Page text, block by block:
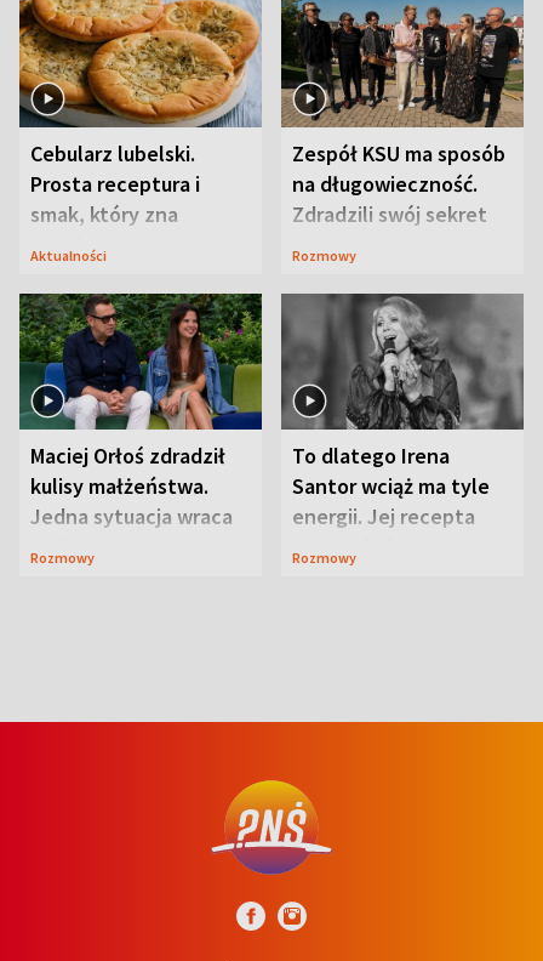
Cebularz lubelski.
Prosta receptura i
smak, który zna
Lubelszczyzna
Aktualności
Zespół KSU ma sposób
na długowieczność.
Zdradzili swój sekret
Rozmowy
Maciej Orłoś zdradził
kulisy małżeństwa.
Jedna sytuacja wraca
jak bumerang
Rozmowy
To dlatego Irena
Santor wciąż ma tyle
energii. Jej recepta
jest zaskakująco
Rozmowy